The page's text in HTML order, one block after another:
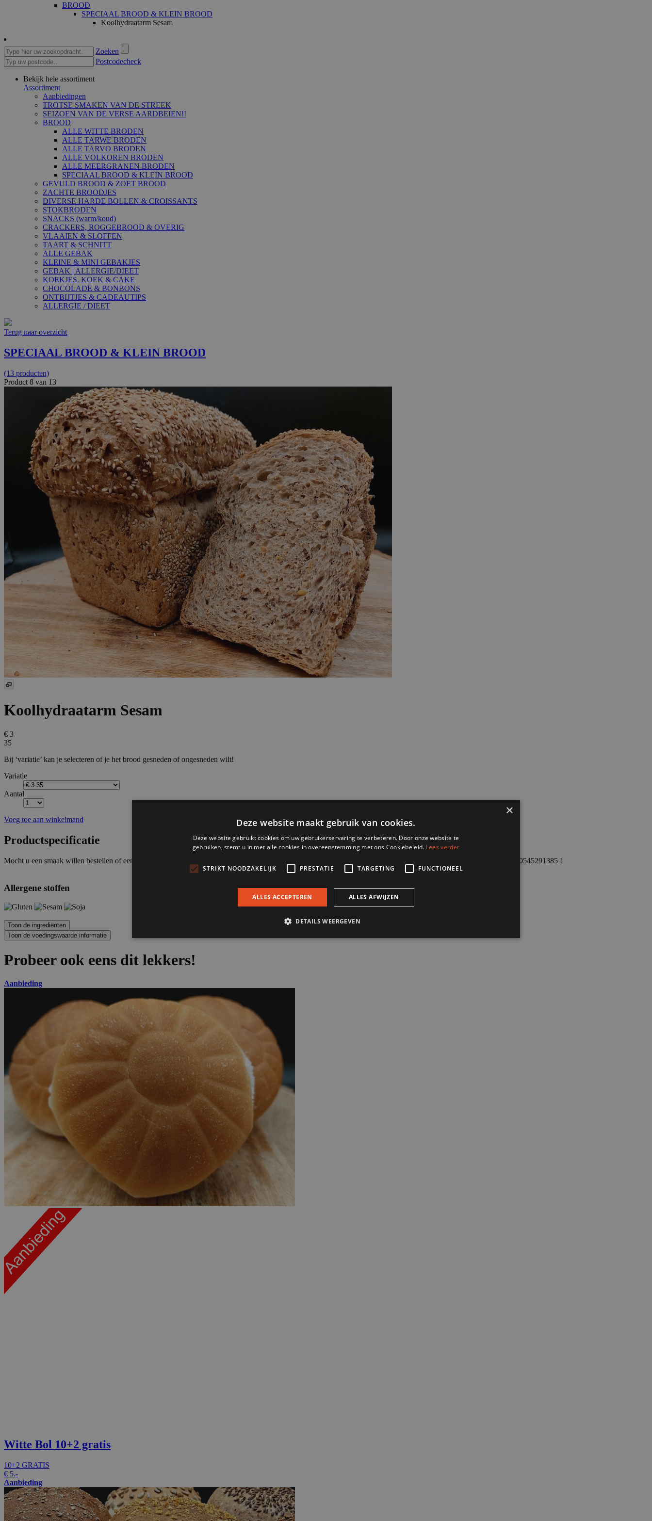
BROOD
SPECIAAL BROOD & KLEIN BROOD
Koolhydraatarm Sesam
Zoeken
Postcodecheck
Bekijk hele assortiment
Assortiment
Aanbiedingen
TROTSE SMAKEN VAN DE STREEK
SEIZOEN VAN DE VERSE AARDBEIEN!!
BROOD
ALLE WITTE BRODEN
ALLE TARWE BRODEN
ALLE TARVO BRODEN
ALLE VOLKOREN BRODEN
ALLE MEERGRANEN BRODEN
SPECIAAL BROOD & KLEIN BROOD
GEVULD BROOD & ZOET BROOD
ZACHTE BROODJES
DIVERSE HARDE BOLLEN & CROISSANTS
STOKBRODEN
SNACKS (warm/koud)
CRACKERS, ROGGEBROOD & OVERIG
VLAAIEN & SLOFFEN
TAART & SCHNITT
ALLE GEBAK
KLEINE & MINI GEBAKJES
GEBAK | ALLERGIE/DIEET
KOEKJES, KOEK & CAKE
CHOCOLADE & BONBONS
ONTBIJTJES & CADEAUTIPS
ALLERGIE / DIEET
Terug naar overzicht
SPECIAAL BROOD & KLEIN BROOD
(13 producten)
Product 8 van 13
Koolhydraatarm Sesam
€ 3
35
Bij ‘variatie’ kan je selecteren of je het brood gesneden of ongesneden wilt!
Variatie
Aantal
Voeg toe aan winkelmand
Productspecificatie
Mocht u een smaak willen bestellen of een wens hebben die niet op onze webshop staat? Geen probleem! Neem gerust contact met ons op via de mail, of bel / app naar: 0545291385 !
Allergene stoffen
Probeer ook eens dit lekkers!
Aanbieding
Witte Bol 10+2 gratis
10+2 GRATIS
€ 5.-
Aanbieding